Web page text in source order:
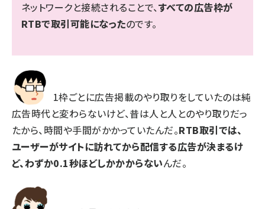
ネットワークと接続されることで、すべての広告枠が
RTBで取引可能になったのです。
1枠ごとに広告掲載のやり取りをしていたのは純
広告時代と変わらないけど、昔は人と人とのやり取りだっ
たから、時間や手間がかかっていたんだ。RTB取引では、
ユーザーがサイトに訪れてから配信する広告が決まるけ
ど、わずか0.1秒ほどしかかからないんだ。